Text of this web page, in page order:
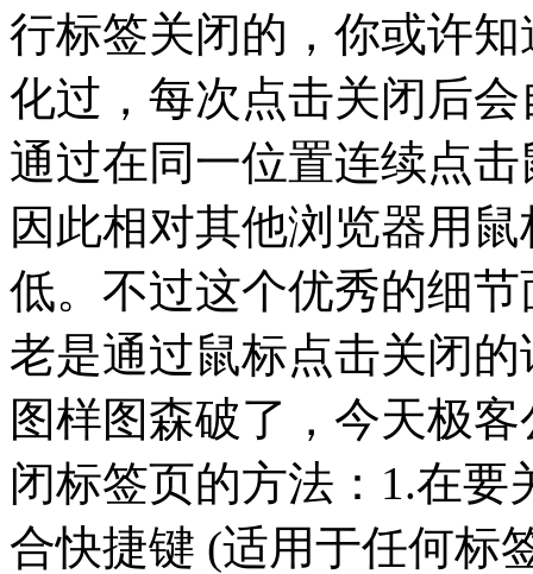
行标签关闭的，你或许
化过，每次点击关闭后
通过在同一位置连续点
因此相对其他浏览器用
低。不过这个优秀的细
老是通过鼠标点击关闭
图样图森破了，今天极
闭标签页的方法：1.在要
合快捷键 (适用于任何标